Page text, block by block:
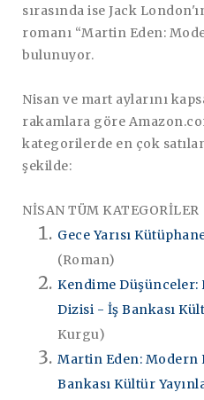
sırasında ise Jack
romanı “Martin Eden:
bulunuyor.
Nisan ve mart aylarını
rakamlara göre
kategorilerde en çok
şekilde:
NİSAN TÜM KATEGORİLER
Gece Yarısı
(Roman)
Kendime Düşünceler:
Dizisi - İş Bankası
Kurgu)
Martin Eden: Modern
Bankası Kültür